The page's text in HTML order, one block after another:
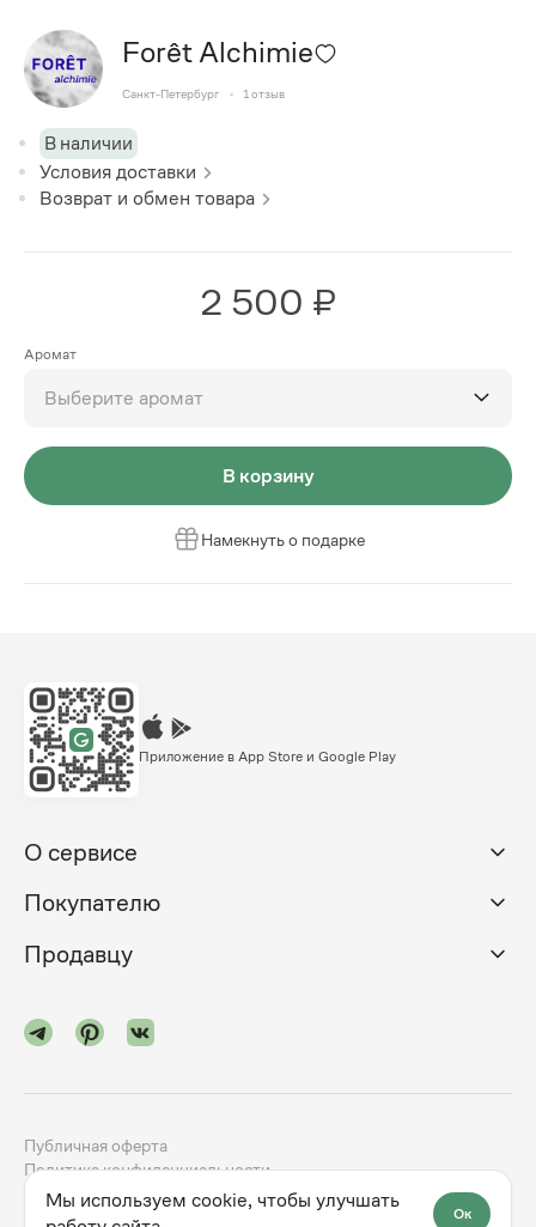
Forêt Alchimie
Санкт-Петербург 1 отзыв
В наличии
Условия доставки
Возврат и обмен товара
2 500 ₽
Аромат
Выберите аромат
В корзину
Намекнуть о подарке
Приложение в App Store и Google Play
О сервисе
Покупателю
Продавцу
2024-2026godno.com dev.family
Публичная оферта
Политика конфиденциальности
Мы используем cookie, чтобы улучшать
Ок